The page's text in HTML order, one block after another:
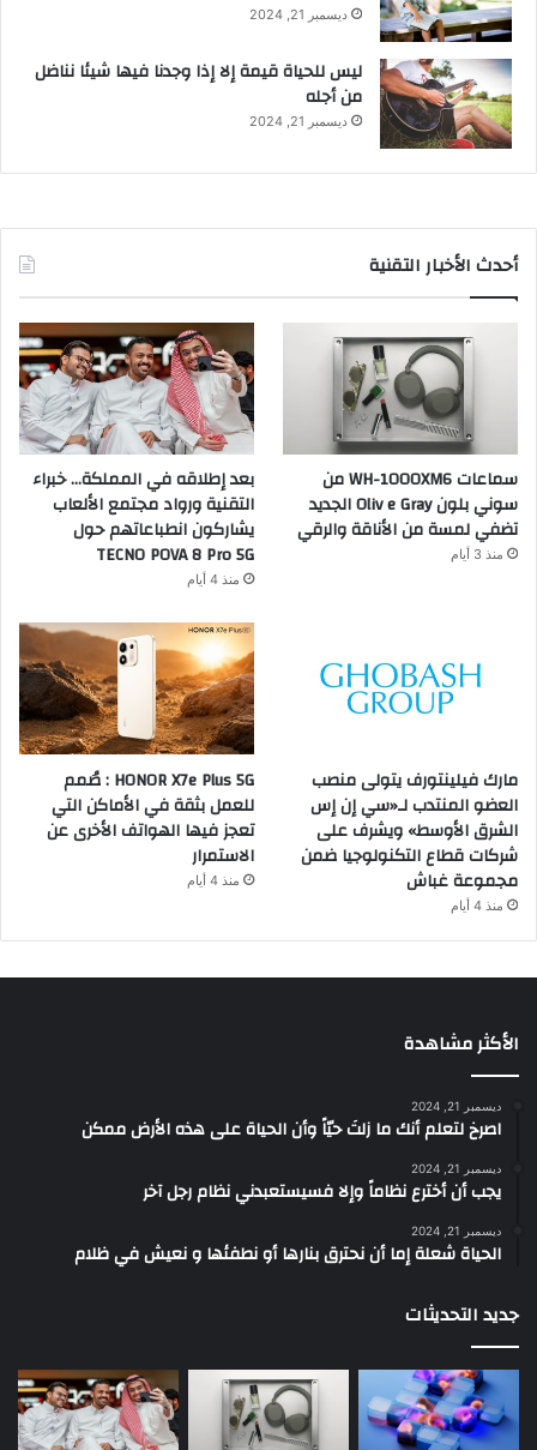
ديسمبر 21, 2024
ليس للحياة قيمة إلا إذا وجدنا فيها شيئا نناضل
من أجله
ديسمبر 21, 2024
أحدث الأخبار التقنية
سماعات WH-1000XM6 من
سوني بلون Oliv e Gray الجديد
تضفي لمسة من الأناقة والرقي
منذ 3 أيام
بعد إطلاقه في المملكة… خبراء
التقنية ورواد مجتمع الألعاب
يشاركون انطباعاتهم حول
TECNO POVA 8 Pro 5G
منذ 4 أيام
مارك فيلينتورف يتولى منصب
العضو المنتدب لـ«سي إن إس
الشرق الأوسط» ويشرف على
شركات قطاع التكنولوجيا ضمن
مجموعة غباش
منذ 4 أيام
HONOR X7e Plus 5G : صُمم
للعمل بثقة في الأماكن التي
تعجز فيها الهواتف الأخرى عن
الاستمرار
منذ 4 أيام
الأكثر مشاهدة
ديسمبر 21, 2024
‫اصرخ لتعلم أنك ما زلتَ حيّاً وأن الحياة على هذه الأرض ممكن
ديسمبر 21, 2024
يجب أن أخترع نظاماً وإلا فسيستعبدني نظام رجل آخر
ديسمبر 21, 2024
الحياة شعلة إما أن نحترق بنارها أو نطفئها و نعيش في ظلام
جديد التحديثات